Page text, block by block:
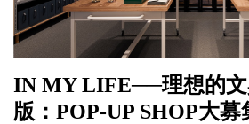
IN MY LIFE──理想的
版：POP-UP SHOP大募